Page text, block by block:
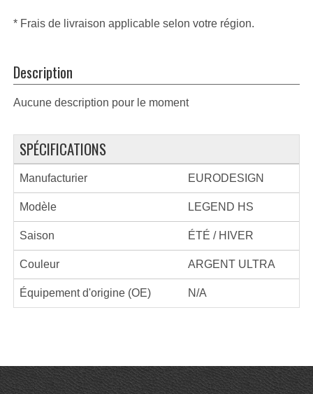
* Frais de livraison applicable selon votre région.
Description
Aucune description pour le moment
SPÉCIFICATIONS
Manufacturier EURODESIGN
Modèle LEGEND HS
Saison ÉTÉ / HIVER
Couleur ARGENT ULTRA
Équipement d'origine (OE) N/A